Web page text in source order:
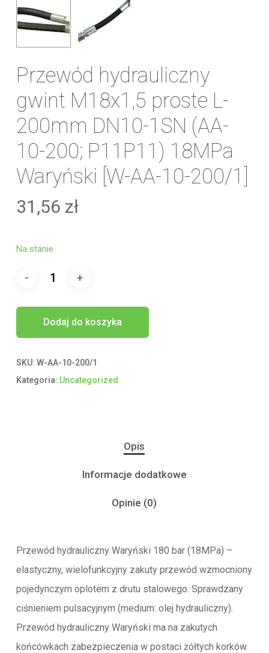
Przewód hydrauliczny
gwint M18x1,5 proste L-
200mm DN10-1SN (AA-
10-200; P11P11) 18MPa
Waryński [W-AA-10-200/1]
31,56 zł
Na stanie
Dodaj do koszyka
SKU: W-AA-10-200/1
Kategoria: Uncategorized
Opis
Informacje dodatkowe
Opinie (0)
Przewód hydrauliczny Waryński 180 bar (18MPa) –
elastyczny, wielofunkcyjny zakuty przewód wzmocniony
pojedynczym oplotem z drutu stalowego. Sprawdzany
ciśnieniem pulsacyjnym (medium: olej hydrauliczny).
Przewód hydrauliczny Waryński ma na zakutych
końcówkach zabezpieczenia w postaci żółtych korków.